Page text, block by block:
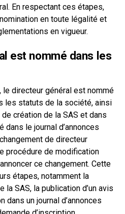
En respectant ces étapes,
en toute légalité et
en vigueur.
est nommé dans les
le directeur général est nommé
les statuts de la société, ainsi
création de la SAS et dans
dans le journal d’annonces
de directeur
procédure de modification
ce changement. Cette
étapes, notamment la
SAS, la publication d’un avis
un journal d’annonces